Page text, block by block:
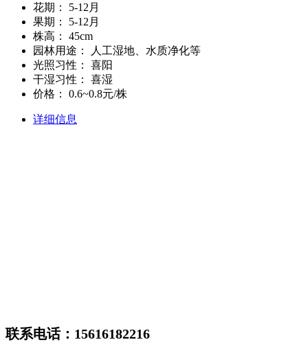
花期：
5-12月
果期：
5-12月
株高：
45cm
园林用途：
人工湿地、水质净化等
光照习性：
喜阳
干湿习性：
喜湿
价格：
0.6~0.8元/株
详细信息
联系电话：15616182216